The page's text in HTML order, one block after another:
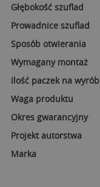
Głębokość szuflad
Prowadnice szuflad
Sposób otwierania
Wymagany montaż
Ilość paczek na wyrób
Waga produktu
Okres gwarancyjny
Projekt autorstwa
Marka